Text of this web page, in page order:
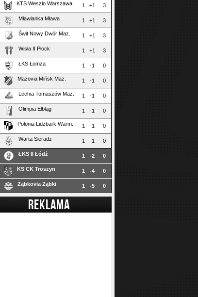
KTS Weszło Warszawa 1 +1 3
Mławianka Mława 1 +1 3
Świt Nowy Dwór Maz. 1 +1 3
Wisła II Płock 1 +1 3
ŁKS Łomża 1 -1 0
Mazovia Mińsk Maz. 1 -1 0
Lechia Tomaszów Maz. 1 -1 0
Olimpia Elbląg 1 -1 0
Polonia Lidzbark Warm. 1 -1 0
Warta Sieradz 1 -1 0
ŁKS II Łódź 1 -2 0
KS CK Troszyn 1 -4 0
Ząbkovia Ząbki 1 -5 0
REKLAMA